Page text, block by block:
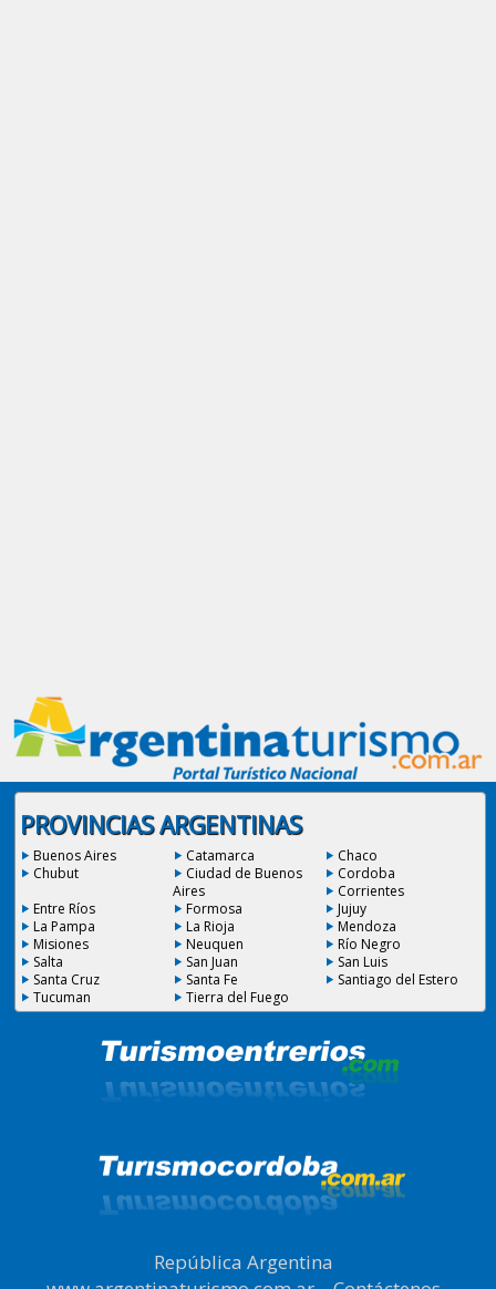
PROVINCIAS ARGENTINAS
Buenos Aires Catamarca
Chaco
Chubut
Ciudad de Buenos
Aires
Cordoba
Corrientes
Entre Ríos
Formosa
Jujuy
La Pampa
La Rioja
Mendoza
Misiones
Neuquen
Río Negro
Salta
San Juan
San Luis
Santa Cruz
Santa Fe
Santiago del Estero
Tucuman
Tierra del Fuego
República Argentina